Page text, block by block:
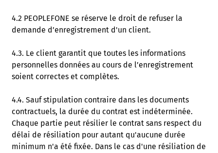
4.2 PEOPLEFONE se réserve le droit de refuser la
demande d’enregistrement d'un client.
4.3. Le client garantit que toutes les informations
personnelles données au cours de l’enregistrement
soient correctes et complètes.
4.4. Sauf stipulation contraire dans les documents
contractuels, la durée du contrat est indéterminée.
Chaque partie peut résilier le contrat sans respect du
délai de résiliation pour autant qu'aucune durée
minimum n'a été fixée. Dans le cas d'une résiliation de